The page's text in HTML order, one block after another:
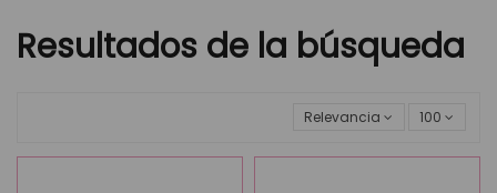
Resultados de la búsqueda
Relevancia 100